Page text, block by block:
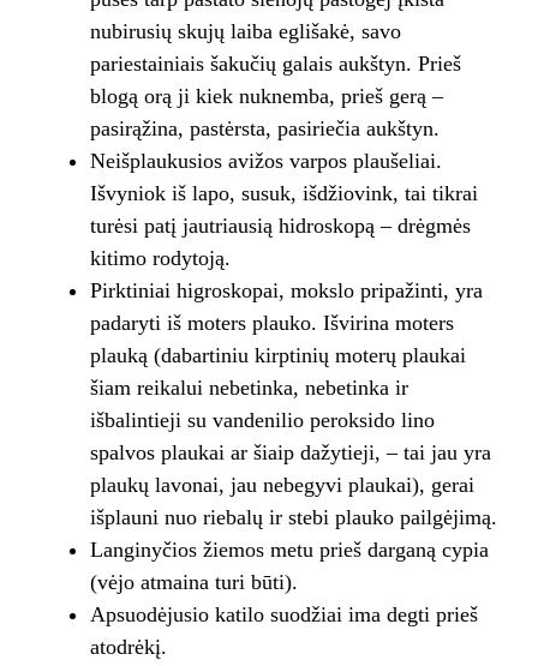
nubirusių skujų laiba eglišakė, savo
pariestainiais šakučių galais aukštyn. Prieš
blogą orą ji kiek nuknemba, prieš gerą –
pasirąžina, pastėrsta, pasiriečia aukštyn.
Neišplaukusios avižos varpos plaušeliai.
Išvyniok iš lapo, susuk, išdžiovink, tai tikrai
turėsi patį jautriausią hidroskopą – drėgmės
kitimo rodytoją.
Pirktiniai higroskopai, mokslo pripažinti, yra
padaryti iš moters plauko. Išvirina moters
plauką (dabartiniu kirptinių moterų plaukai
šiam reikalui nebetinka, nebetinka ir
išbalintieji su vandenilio peroksido lino
spalvos plaukai ar šiaip dažytieji, – tai jau yra
plaukų lavonai, jau nebegyvi plaukai), gerai
išplauni nuo riebalų ir stebi plauko pailgėjimą.
Langinyčios žiemos metu prieš darganą cypia
(vėjo atmaina turi būti).
Apsuodėjusio katilo suodžiai ima degti prieš
atodrėkį.